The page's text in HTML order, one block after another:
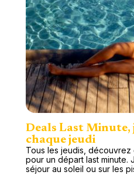
Deals Last Minute,
chaque jeudi
Tous les jeudis,
pour un départ last minute.
séjour au soleil ou sur les